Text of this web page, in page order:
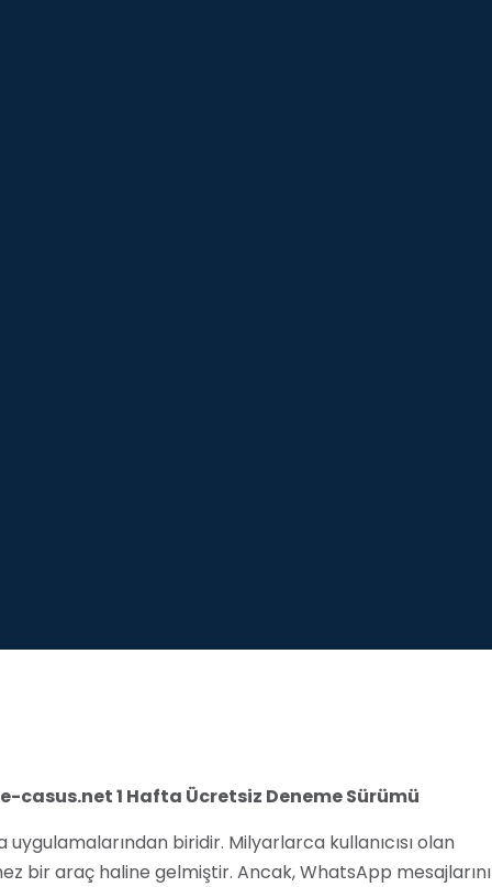
casus.net 1 Hafta Ücretsiz Deneme Sürümü
biridir. Milyarlarca kullanıcısı olan
bir araç haline gelmiştir. Ancak, WhatsApp mesajlarını